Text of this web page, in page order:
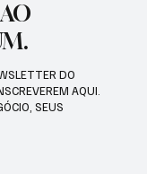
DO
AQUI.
SEUS